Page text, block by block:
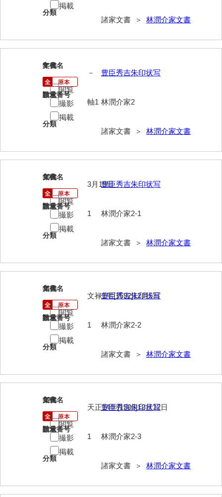
尾崎家文書
小沢家文書（阿東町）
小沢太郎文書
小田家文書（山口市吉敷）
小田家文書（柳井市金屋）
小田家文書（柳井市和田）
小野家文書
影山家文書
鹿島家文書
梶山家文書
鍛冶利吉文書
堅田家文書（一般郷土伝来）
堅田家文書（山口市）
堅田家文書（山口市２）
片山家文書（阿東町）
片山家文書（下関市豊浦）
勝間田家文書
桂家文書（防府市）
桂家文書（宇部市1）
桂家文書（宇部市2）
分類
諸家文書 ＞ 林潤介家文書
掲載
9
文書名
豊臣秀吉朱印状写
請求番号
林潤介家2
分類
諸家文書 ＞ 林潤介家文書
年代
－
数量
軸1
閲覧
撮影
掲載
10
文書名
豊臣秀吉朱印状写
請求番号
林潤介家2-1
分類
諸家文書 ＞ 林潤介家文書
年代
3月19日
数量
1
閲覧
撮影
掲載
11
文書名
豊臣秀吉朱印状写
請求番号
林潤介家2-2
分類
諸家文書 ＞ 林潤介家文書
年代
文禄1年[1592]12月5日
数量
1
閲覧
撮影
掲載
12
文書名
豊臣秀吉朱印状写
請求番号
林潤介家2-3
分類
諸家文書 ＞ 林潤介家文書
年代
天正14年[1586]12月12日
数量
1
閲覧
撮影
掲載